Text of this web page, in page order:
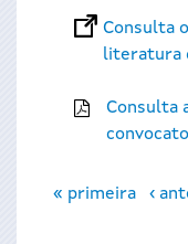
Consulta
literatura
Consulta
Páxinas
« primeira ‹